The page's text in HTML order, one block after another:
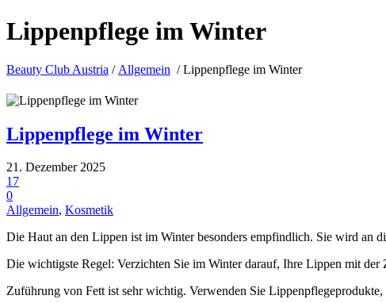
Lippenpflege im Winter
Beauty Club Austria / Allgemein /Lippenpflege im Winter
Lippenpflege im Winter
21. Dezember 2025
17
0
Allgemein, Kosmetik
Die Haut an den Lippen ist im Winter besonders empfindlich. Sie wird an
Die wichtigste Regel: Verzichten Sie im Winter darauf, Ihre Lippen mit der
Zuführung von Fett ist sehr wichtig. Verwenden Sie